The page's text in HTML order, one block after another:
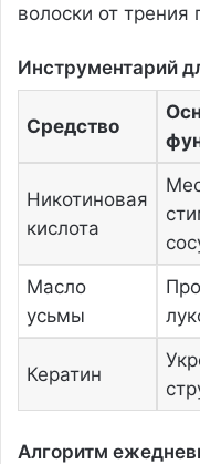
волоски от трения
Инструментарий
Средство
Никотиновая
кислота
Масло
усьмы
Кератин
Алгоритм